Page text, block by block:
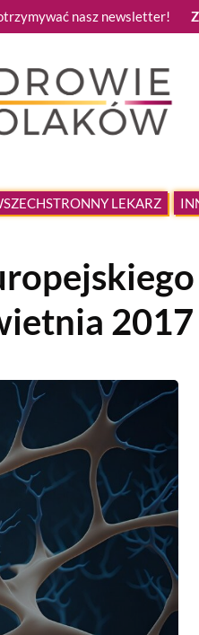
nasz newsletter!
LEKARZ
2017